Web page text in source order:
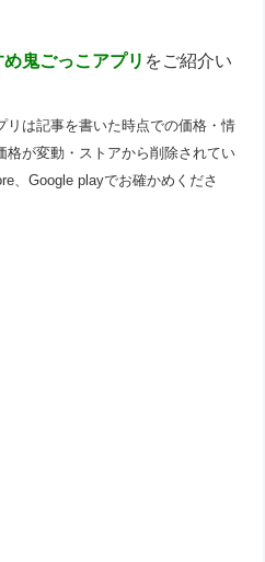
め鬼ごっこ アプリ をご紹介い
は記事を書いた時点での価格・情
格が変動・ストアから削除されてい
、Google playでお確かめくださ